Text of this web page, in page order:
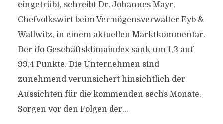
eingetrübt, schreibt Dr. Johannes Mayr,
Chefvolkswirt beim Vermögensverwalter Eyb &
Wallwitz, in einem aktuellen Marktkommentar.
Der ifo Geschäftsklimaindex sank um 1,3 auf
99,4 Punkte. Die Unternehmen sind
zunehmend verunsichert hinsichtlich der
Aussichten für die kommenden sechs Monate.
Sorgen vor den Folgen der...